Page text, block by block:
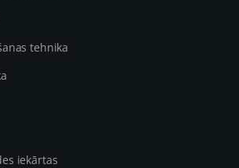
tehnika
iekārtas